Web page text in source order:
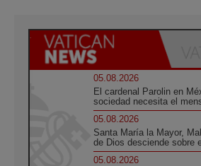
05.08.2026
El cardenal Parolin en
sociedad necesita el
05.08.2026
Santa María la Mayor,
de Dios desciende sobre
05.08.2026